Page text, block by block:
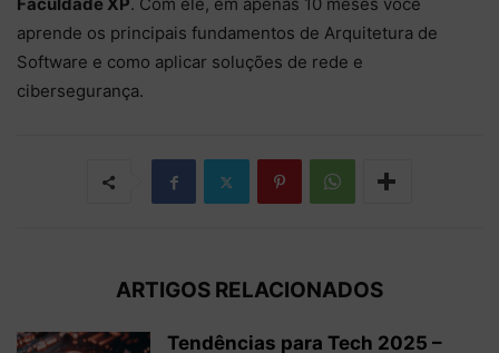
Faculdade XP. Com ele, em apenas 10 meses você
aprende os principais fundamentos de Arquitetura de
Software e como aplicar soluções de rede e
cibersegurança.
ARTIGOS RELACIONADOS
Tendências para Tech 2025 –